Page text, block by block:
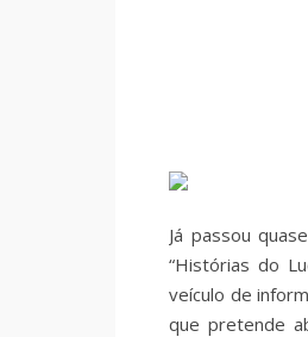
Já passou
“Histórias do
veículo de
que pretende